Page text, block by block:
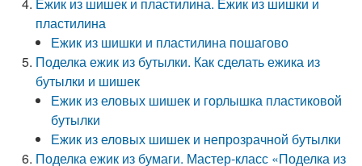
пластилина
Ежик из шишки и пластилина пошагово
Поделка ежик из бутылки. Как сделать ежика из
бутылки и шишек
Ежик из еловых шишек и горлышка пластиковой
бутылки
Ежик из еловых шишек и непрозрачной бутылки
Поделка ежик из бумаги. Мастер-класс «Поделка из